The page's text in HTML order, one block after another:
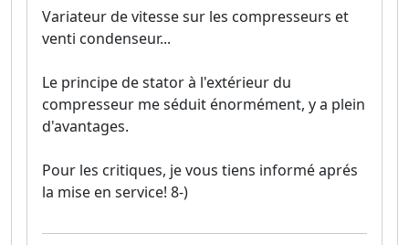
Variateur de vitesse sur les compresseurs et
venti condenseur...
Le principe de stator à l'extérieur du
compresseur me séduit énormément, y a plein
d'avantages.
Pour les critiques, je vous tiens informé aprés
la mise en service! 8-)